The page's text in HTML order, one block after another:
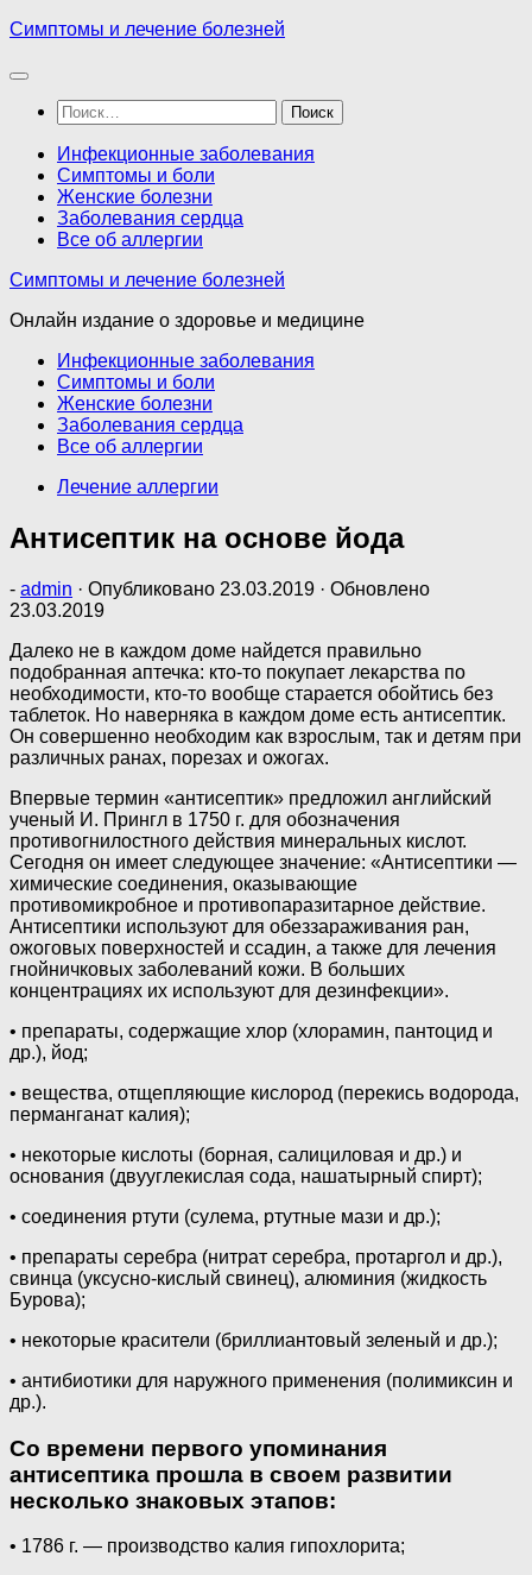
Перейти
содержимому
Симптомы и лечение болезней
Найти:
Инфекционные заболевания
Симптомы и боли
Женские болезни
Заболевания сердца
Все об аллергии
Симптомы и лечение болезней
Онлайн издание о здоровье и медицине
Инфекционные заболевания
Симптомы и боли
Женские болезни
Заболевания сердца
Все об аллергии
Лечение аллергии
Антисептик на основе йода
- admin · Опубликовано 23.03.2019 · Обновлено
23.03.2019
Далеко не в каждом доме найдется правильно
подобранная аптечка: кто-то покупает лекарства по
необходимости, кто-то вообще старается обойтись без
таблеток. Но наверняка в каждом доме есть антисептик.
Он совершенно необходим как взрослым, так и детям при
различных ранах, порезах и ожогах.
Впервые термин «антисептик» предложил английский
ученый И. Прингл в 1750 г. для обозначения
противогнилостного действия минеральных кислот.
Сегодня он имеет следующее значение: «Антисептики —
химические соединения, оказывающие
противомикробное и противопаразитарное действие.
Антисептики используют для обеззараживания ран,
ожоговых поверхностей и ссадин, а также для лечения
гнойничковых заболеваний кожи. В больших
концентрациях их используют для дезинфекции».
• препараты, содержащие хлор (хлорамин, пантоцид и
др.), йод;
• вещества, отщепляющие кислород (перекись водорода,
перманганат калия);
• некоторые кислоты (борная, салициловая и др.) и
основания (двууглекислая сода, нашатырный спирт);
• соединения ртути (сулема, ртутные мази и др.);
• препараты серебра (нитрат серебра, протаргол и др.),
свинца (уксусно-кислый свинец), алюминия (жидкость
Бурова);
• некоторые красители (бриллиантовый зеленый и др.);
• антибиотики для наружного применения (полимиксин и
др.).
Со времени первого упоминания
антисептика прошла в своем развитии
несколько знаковых этапов:
• 1786 г. — производство калия гипохлорита;